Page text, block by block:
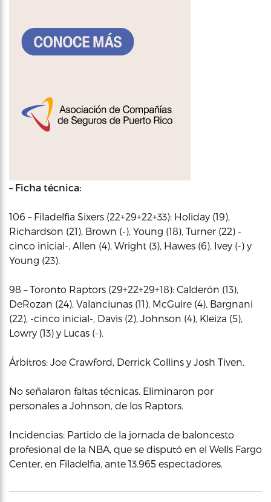
– Ficha técnica:
106 – Filadelfia Sixers (22+29+22+33): Holiday (19),
Richardson (21), Brown (-), Young (18), Turner (22) -
cinco inicial-, Allen (4), Wright (3), Hawes (6), Ivey (-) y
Young (23).
98 – Toronto Raptors (29+22+29+18): Calderón (13),
DeRozan (24), Valanciunas (11), McGuire (4), Bargnani
(22), -cinco inicial-, Davis (2), Johnson (4), Kleiza (5),
Lowry (13) y Lucas (-).
Árbitros: Joe Crawford, Derrick Collins y Josh Tiven.
No señalaron faltas técnicas. Eliminaron por
personales a Johnson, de los Raptors.
Incidencias: Partido de la jornada de baloncesto
profesional de la NBA, que se disputó en el Wells Fargo
Center, en Filadelfia, ante 13.965 espectadores.